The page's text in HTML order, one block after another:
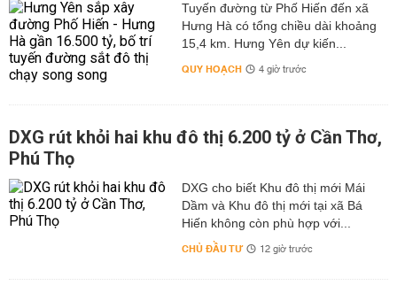
Tuyến đường từ Phố Hiến đến xã
Hưng Hà có tổng chiều dài khoảng
15,4 km. Hưng Yên dự kiến...
QUY HOẠCH 4 giờ trước
DXG rút khỏi hai khu đô thị 6.200 tỷ ở Cần Thơ,
Phú Thọ
DXG cho biết Khu đô thị mới Mái
Dầm và Khu đô thị mới tại xã Bá
Hiến không còn phù hợp với...
CHỦ ĐẦU TƯ 12 giờ trước